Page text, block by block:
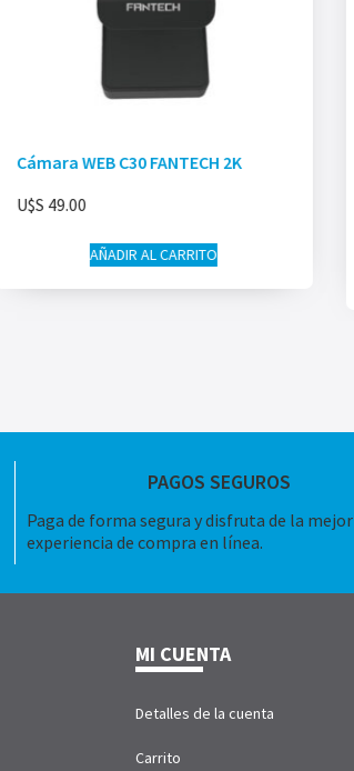
Cámara WEB C30 FANTECH 2K
U$S 49.00
AÑADIR AL CARRITO
PAGOS SEGUROS
Paga de forma segura y disfruta de la mejor
experiencia de compra en línea.
MI CUENTA
Detalles de la cuenta
Carrito